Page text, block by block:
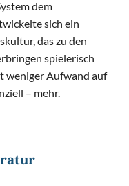
dem
sich ein
das zu den
spielerisch
weniger Aufwand auf
– mehr.